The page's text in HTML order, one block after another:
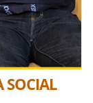
SOCIAL